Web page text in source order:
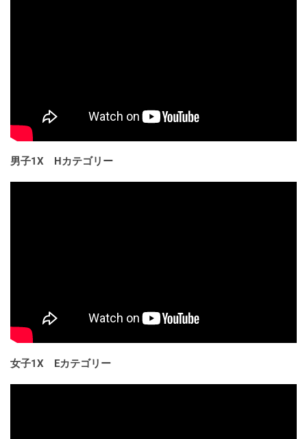
男子1X Hカテゴリー
女子1X Eカテゴリー